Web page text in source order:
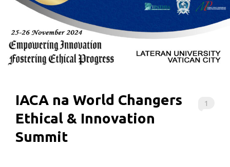
1
IACA na World Changers
Ethical & Innovation
Summit